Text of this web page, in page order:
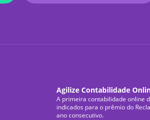
Agilize Contabilidade
A primeira contabilidade online
indicados para o prêmio do
ano consecutivo.